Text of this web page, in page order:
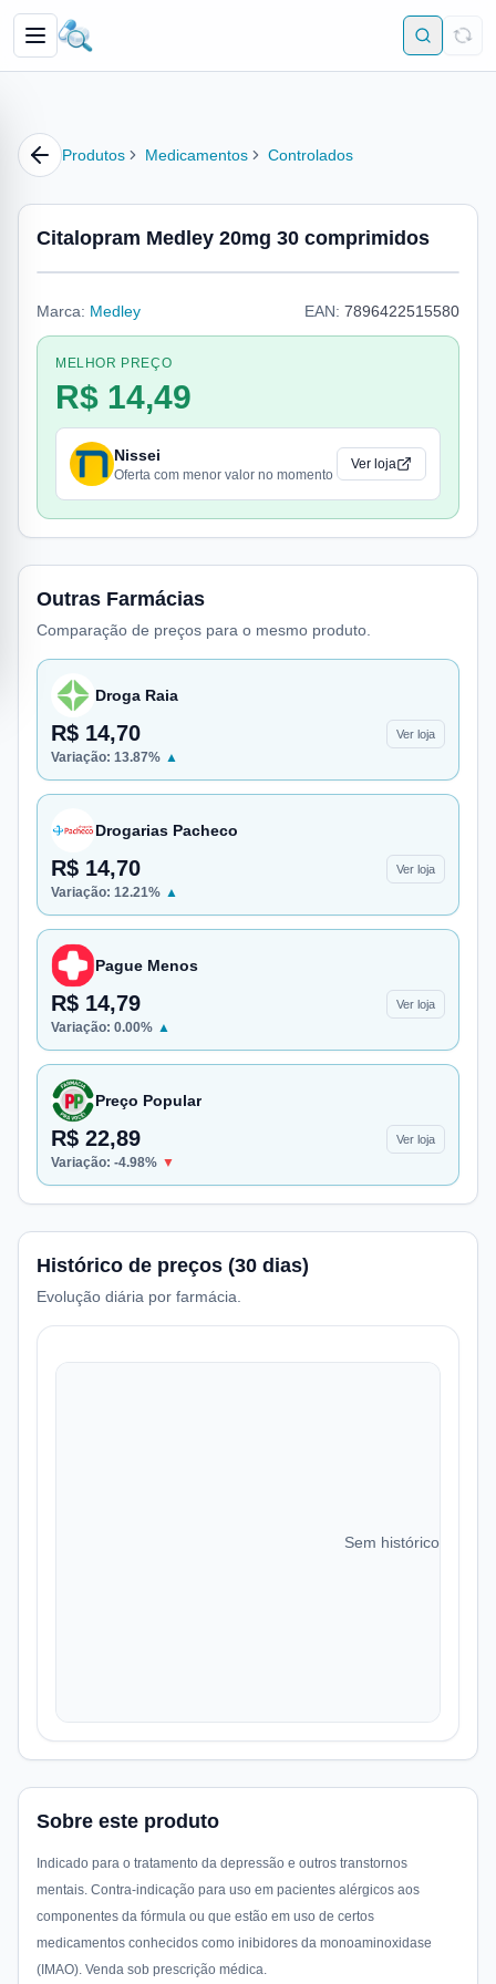
Produtos Medicamentos Controlados
Citalopram Medley 20mg 30 comprimidos
Marca: Medley EAN: 7896422515580
MELHOR PREÇO
R$ 14,49
Nissei
Oferta com menor valor no momento
Ver loja
Outras Farmácias
Comparação de preços para o mesmo produto.
Droga Raia
R$ 14,70 Ver loja
Variação: 13.87% ▲
Drogarias Pacheco
R$ 14,70 Ver loja
Variação: 12.21% ▲
Pague Menos
R$ 14,79 Ver loja
Variação: 0.00% ▲
Preço Popular
R$ 22,89 Ver loja
Variação: -4.98% ▼
Histórico de preços (30 dias)
Evolução diária por farmácia.
Sem histórico de
Sobre este produto
Indicado para o tratamento da depressão e outros transtornos
mentais. Contra-indicação para uso em pacientes alérgicos aos
componentes da fórmula ou que estão em uso de certos
medicamentos conhecidos como inibidores da monoaminoxidase
(IMAO). Venda sob prescrição médica.